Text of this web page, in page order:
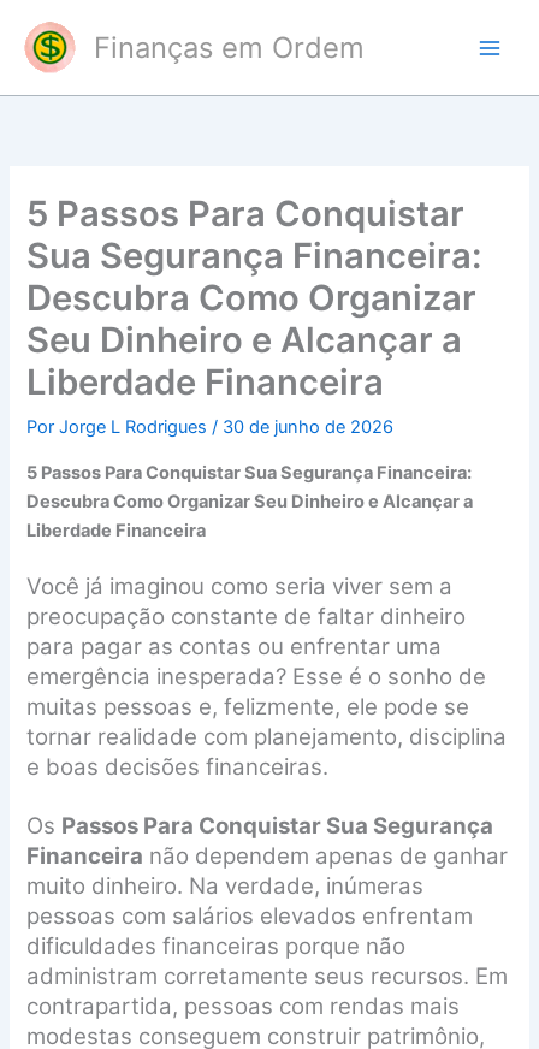
para
conteúdo
Finanças em Ordem
5 Passos Para Conquistar
Sua Segurança Financeira:
Descubra Como Organizar
Seu Dinheiro e Alcançar a
Liberdade Financeira
PorJorge L Rodrigues/ 30 de junho de 2026
5 Passos Para Conquistar Sua Segurança Financeira:
Descubra Como Organizar Seu Dinheiro e Alcançar a
Liberdade Financeira
Você já imaginou como seria viver sem a
preocupação constante de faltar dinheiro
para pagar as contas ou enfrentar uma
emergência inesperada? Esse é o sonho de
muitas pessoas e, felizmente, ele pode se
tornar realidade com planejamento, disciplina
e boas decisões financeiras.
Os Passos Para Conquistar Sua Segurança
Financeira não dependem apenas de ganhar
muito dinheiro. Na verdade, inúmeras
pessoas com salários elevados enfrentam
dificuldades financeiras porque não
administram corretamente seus recursos. Em
contrapartida, pessoas com rendas mais
modestas conseguem construir patrimônio,